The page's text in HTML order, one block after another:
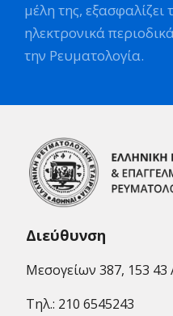
μέλη της,
ηλεκτρονικά
την Ρευματολογία.
Διεύθυνση
Μεσογείων 387, 153 43
Τηλ.: 210 6545243